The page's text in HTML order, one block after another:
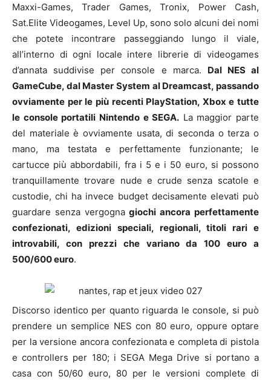
Maxxi-Games, Trader Games, Tronix, Power Cash,
Sat.Elite Videogames, Level Up, sono solo alcuni dei nomi
che potete incontrare passeggiando lungo il viale,
all’interno di ogni locale intere librerie di videogames
d’annata suddivise per console e marca. Dal NES al
GameCube, dal Master System al Dreamcast, passando
ovviamente per le più recenti PlayStation, Xbox e tutte
le console portatili Nintendo e SEGA. La maggior parte
del materiale è ovviamente usata, di seconda o terza o
mano, ma testata e perfettamente funzionante; le
cartucce più abbordabili, fra i 5 e i 50 euro, si possono
tranquillamente trovare nude e crude senza scatole e
custodie, chi ha invece budget decisamente elevati può
guardare senza vergognagiochi ancora perfettamente
confezionati, edizioni speciali, regionali, titoli rari e
introvabili, con prezzi che variano da 100 euro a
500/600 euro.
Discorso identico per quanto riguarda le console, si può
prendere un semplice NES con 80 euro, oppure optare
per la versione ancora confezionata e completa di pistola
e controllers per 180; i SEGA Mega Drive si portano a
casa con 50/60 euro, 80 per le versioni complete di